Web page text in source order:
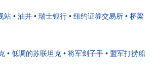
站 • 油井 • 瑞士银行 • 纽约证券交易所 • 桥梁
• 低调的苏联坦克 • 将军刽子手 • 盟军打捞船